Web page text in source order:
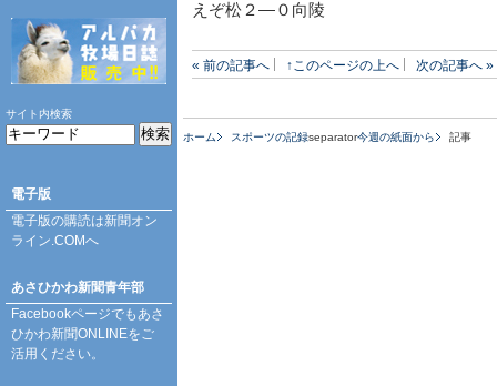
えぞ松２―０向陵
« 前の記事へ ↑このページの上へ 次の記事へ »
ホーム スポーツの記録separator今週の紙面から 記事
サイト内検索
電子版
電子版の購読は新聞オン
ライン.COMへ
あさひかわ新聞青年部
Facebookページでもあさ
ひかわ新聞ONLINEをご
活用ください。